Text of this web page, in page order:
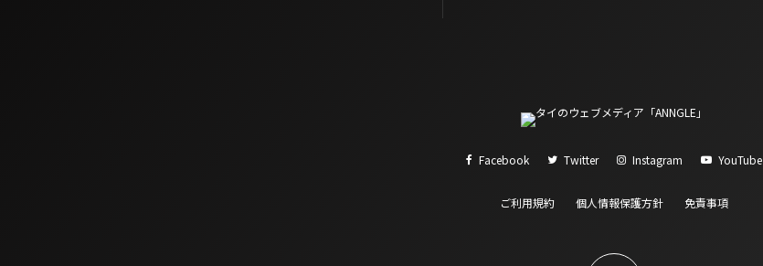
Facebook Twitter Instagram YouTube
ご利用規約 個人情報保護方針 免責事項